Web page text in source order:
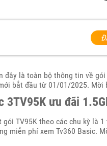
đây là toàn bộ thông tin về
bắt đầu từ 01/01/2025. Mời
3TV95K ưu đãi
TV95K theo các chu kỳ là
miễn phí xem Tv360 Basic.